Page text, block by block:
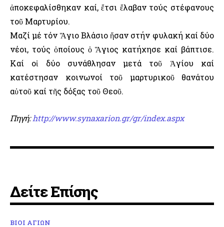
ἀποκεφαλίσθηκαν καί, ἔτσι ἔλαβαν τούς στέφανους
τοῦ Μαρτυρίου.
Μαζί μέ τόν Ἅγιο Βλάσιο ἤσαν στήν φυλακή καί δύο
νέοι, τούς ὁποίους ὁ Ἅγιος κατήχησε καί βάπτισε.
Καί οἱ δύο συνάθλησαν μετά τοῦ Ἁγίου καί
κατέστησαν κοινωνοί τοῦ μαρτυρικοῦ θανάτου
αὐτοῦ καί τῆς δόξας τοῦ Θεοῦ.
Πηγή:http://www.synaxarion.gr/gr/index.aspx
Δείτε Επίσης
ΒΙΟΙ ΑΓΙΩΝ